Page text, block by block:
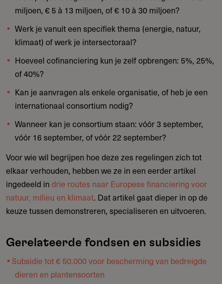
miljoen, € 5 à 13 miljoen, of € 10 à 30 miljoen?
Werk je vanuit een specifiek thema (energie, natuur,
klimaat) of werk je intersectoraal?
Hoeveel cofinanciering kun je zelf opbrengen: 5%, 25%,
of 40%?
Kan je aanvragen als enkele organisatie, of heb je een
internationaal consortium nodig?
Wanneer kan je consortium staan: vóór 3 september,
vóór 16 september, of vóór 22 september?
Voor wie wil begrijpen hoe deze zes regelingen zich tot
elkaar verhouden, hebben we ze in een eerder artikel
ingedeeld in drie routes naar Europese financiering voor
natuur, milieu en klimaat. Dat artikel gaat dieper in op de
keuze tussen demonstreren, specialiseren en uitvoeren.
Gerelateerde fondsen en subsidies
Subsidie tot € 50.000 voor bescherming van bedreigde
dieren en plantensoorten